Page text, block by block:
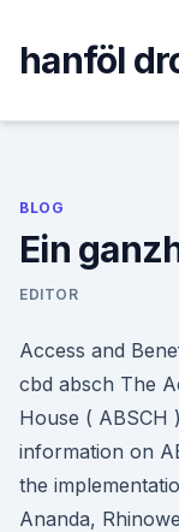
content
hanföl
BLOG
Ein
EDITOR
Access and
cbd absch The
House ( ABSCH
information on
the
Ananda,